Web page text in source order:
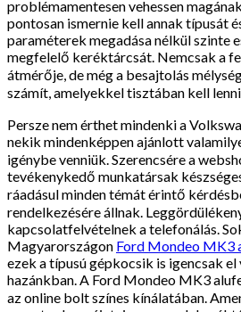
problémamentesen vehessen
pontosan ismernie kell annak típusát
paraméterek megadása nélkül szinte
megfelelő keréktárcsát. Nemcsak a
átmérője, de még a besajtolás
számít, amelyekkel tisztában kell
Persze nem érthet mindenki a
nekik mindenképpen ajánlott
igénybe venniük. Szerencsére a
tevékenykedő munkatársak
ráadásul minden témát érintő
rendelkezésére állnak.
kapcsolatfelvételnek a telefonálás.
Magyarországon Ford Mondeo MK3
ezek a típusú gépkocsik is igencsak
hazánkban. A Ford Mondeo MK3
az online bolt színes kínálatában.